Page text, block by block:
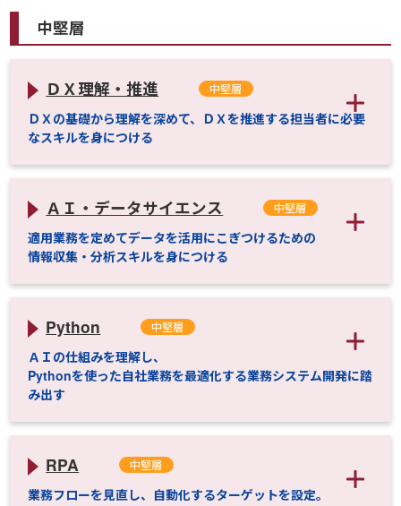
中堅層
ＤＸ理解・推進 中堅層
ＤＸの基礎から理解を深めて、ＤＸを推進する担当者に必要
なスキルを身につける
ＡＩ・データサイエンス 中堅層
適用業務を定めてデータを活用にこぎつけるための
情報収集・分析スキルを身につける
Python 中堅層
ＡＩの仕組みを理解し、
Pythonを使った自社業務を最適化する業務システム開発に踏
み出す
RPA 中堅層
業務フローを見直し、自動化するターゲットを設定。